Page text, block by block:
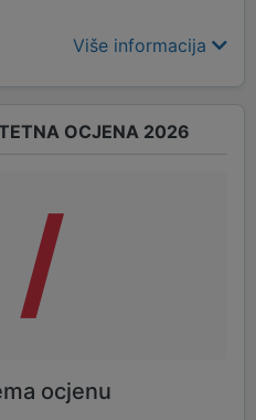
Više informacija
OCJENA 2026
/
ocjenu